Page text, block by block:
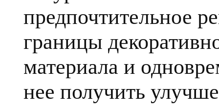
предпочтительное
границы
материала и
нее получить